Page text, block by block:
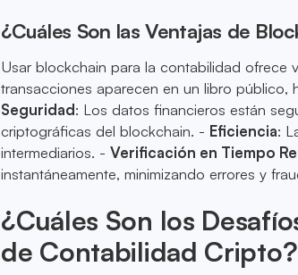
¿Cuáles Son las Ventajas de
Usar blockchain para la contabilidad ofrece
transacciones aparecen en un libro público,
Seguridad: Los datos financieros están
criptográficas del blockchain. - Eficiencia:
intermediarios. -Verificación en Tiempo
instantáneamente, minimizando errores y
¿Cuáles Son los
de Contabilidad Cripto?